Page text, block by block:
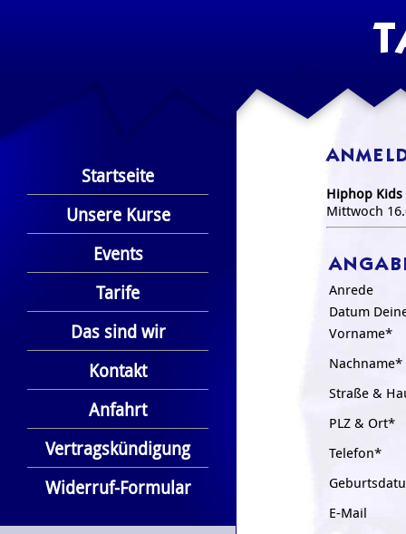
Startseite
Unsere Kurse
Events
Tarife
Das sind wir
Kontakt
Anfahrt
Vertragskündigung
Widerruf-Formular
Hiphop Kids
Mittwoch
Anrede
Datum
Vorname*
Nachname*
Straße &
PLZ & Ort*
Telefon*
E-Mail